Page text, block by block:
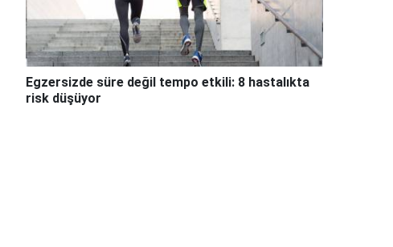
Egzersizde süre değil tempo etkili: 8 hastalıkta
risk düşüyor